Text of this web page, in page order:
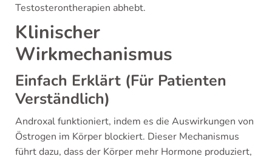
Testosterontherapien abhebt.
Klinischer
Wirkmechanismus
Einfach Erklärt (Für Patienten
Verständlich)
Androxal funktioniert, indem es die Auswirkungen von
Östrogen im Körper blockiert. Dieser Mechanismus
führt dazu, dass der Körper mehr Hormone produziert,